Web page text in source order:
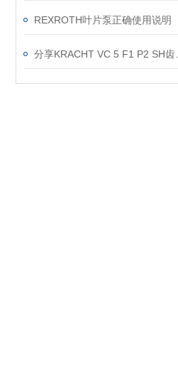
REXROTH叶片泵正确使用说明